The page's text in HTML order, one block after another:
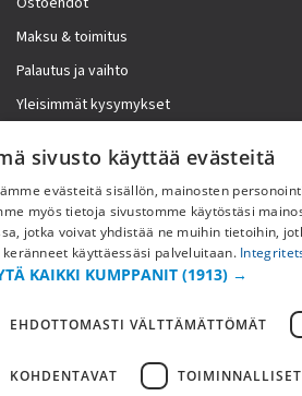
Maksu & toimitus
Palautus ja vaihto
Yleisimmät kysymykset
Lisää meistä
Yritystiedot
sivusto käyttää evästeitä
evästeitä sisällön, mainosten
myös tietoja sivustomme käytöstäsi
jotka voivat yhdistää ne muihin tietoihin,
keränneet käyttäessäsi palveluitaan.
KAIKKI KUMPPANIT (1913) →
EHDOTTOMASTI VÄLTTÄMÄTTÖMÄT
KOHDENTAVAT TOIMINNALLISET